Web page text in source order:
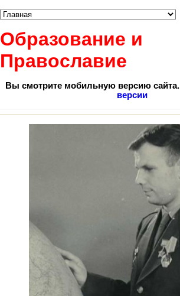
Образование и
Православие
Вы смотрите мобильную версию сайта.
версии